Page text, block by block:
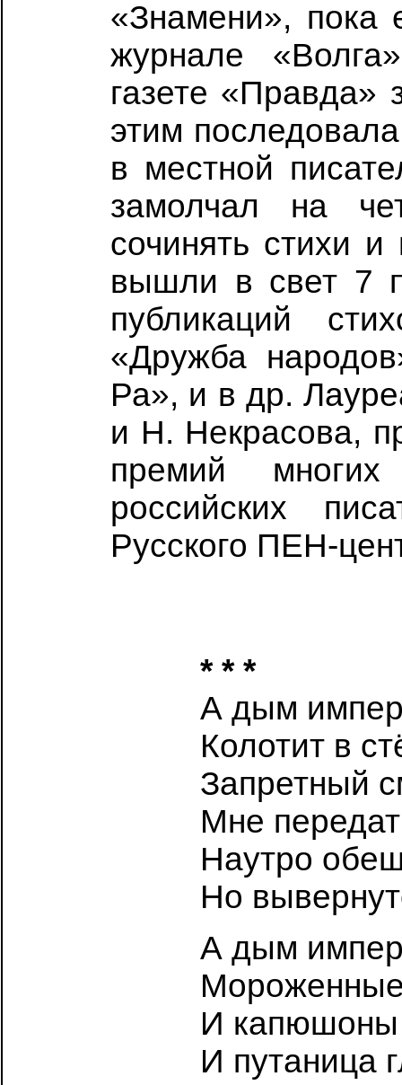
«Знамени», пока
журнале
газете
этим
в местной
замолчал на
сочинять стихи
вышли в свет 7
публикаций
«Дружба
Ра», и в др.
и Н. Некрасова,
премий
российских
Русского ПЕН-
* * *
А дым
Колотит в
Запретный
Мне
Наутро
Но
А дым
И капюшоны
И путаница